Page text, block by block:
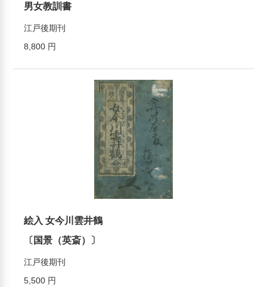
男女教訓書
江戸後期刊
8,800 円
絵入 女今川雲井鶴
〔国景（英斎）〕
江戸後期刊
5,500 円